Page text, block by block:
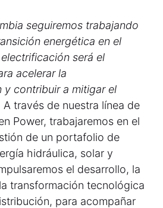
seguiremos trabajando
energética en el
será el
acelerar la
y contribuir a mitigar el
A través de nuestra línea de
Power, trabajaremos en el
de un portafolio de
hidráulica, solar y
el desarrollo, la
transformación tecnológica
para acompañar